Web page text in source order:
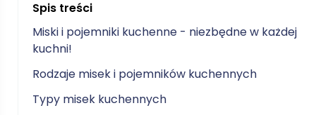
Spis treści
Miski i pojemniki kuchenne - niezbędne w każdej
kuchni!
Rodzaje misek i pojemników kuchennych
Typy misek kuchennych